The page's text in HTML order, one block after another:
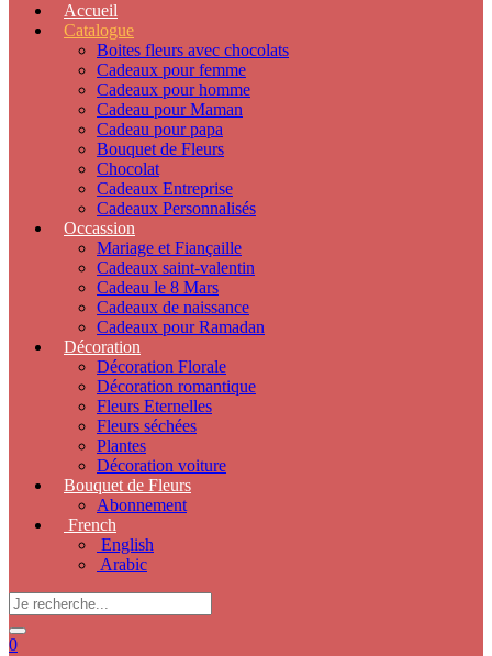
Accueil
Catalogue
Boites fleurs avec chocolats
Cadeaux pour femme
Cadeaux pour homme
Cadeau pour Maman
Cadeau pour papa
Bouquet de Fleurs
Chocolat
Cadeaux Entreprise
Cadeaux Personnalisés
Occassion
Mariage et Fiançaille
Cadeaux saint-valentin
Cadeau le 8 Mars
Cadeaux de naissance
Cadeaux pour Ramadan
Décoration
Décoration Florale
Décoration romantique
Fleurs Eternelles
Fleurs séchées
Plantes
Décoration voiture
Bouquet de Fleurs
Abonnement
French
English
Arabic
0